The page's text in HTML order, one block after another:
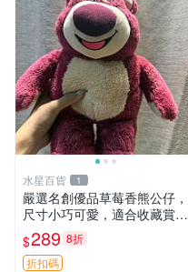
水星百貨 1
嚴選名創優品草莓香熊公仔，
尺寸小巧可愛，適合收藏賞玩
30cm 玩具 公仔 草莓熊
$289 8折
折扣碼